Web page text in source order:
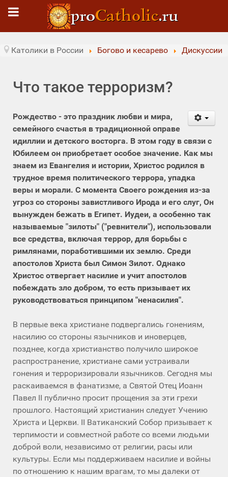
Католики в России Богово и кесарево Дискуссии
Что такое терроризм?
Рождество - это праздник любви и мира,
семейного счастья в традиционной оправе
идиллии и детского восторга. В этом году в связи с
Юбилеем он приобретает особое значение. Как мы
знаем из Евангелия и истории, Христос родился в
трудное время политического террора, упадка
веры и морали. С момента Своего рождения из-за
угроз со стороны завистливого Ирода и его слуг, Он
вынужден бежать в Египет. Иудеи, а особенно так
называемые "зилоты" ("ревнители"), использовали
все средства, включая террор, для борьбы с
римлянами, поработившими их землю. Среди
апостолов Христа был Симон Зилот. Однако
Христос отвергает насилие и учит апостолов
побеждать зло добром, то есть призывает их
руководствоваться принципом "ненасилия".
В первые века христиане подвергались гонениям,
насилию со стороны язычников и иноверцев,
позднее, когда христианство получило широкое
распространение, христиане сами устраивали
гонения и терроризировали язычников. Сегодня мы
раскаиваемся в фанатизме, а Святой Отец Иоанн
Павел II публично просит прощения за эти грехи
прошлого. Настоящий христианин следует Учению
Христа и Церкви. II Ватиканский Собор призывает к
терпимости и совместной работе со всеми людьми
доброй воли, независимо от религии, расы или
культуры. Если мы поддерживаем насилие и войны
по отношению к нашим врагам, то мы далеки от